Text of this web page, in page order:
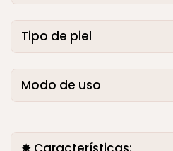
Tipo de piel
Modo de uso